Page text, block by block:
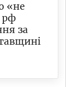
«не
рф
за